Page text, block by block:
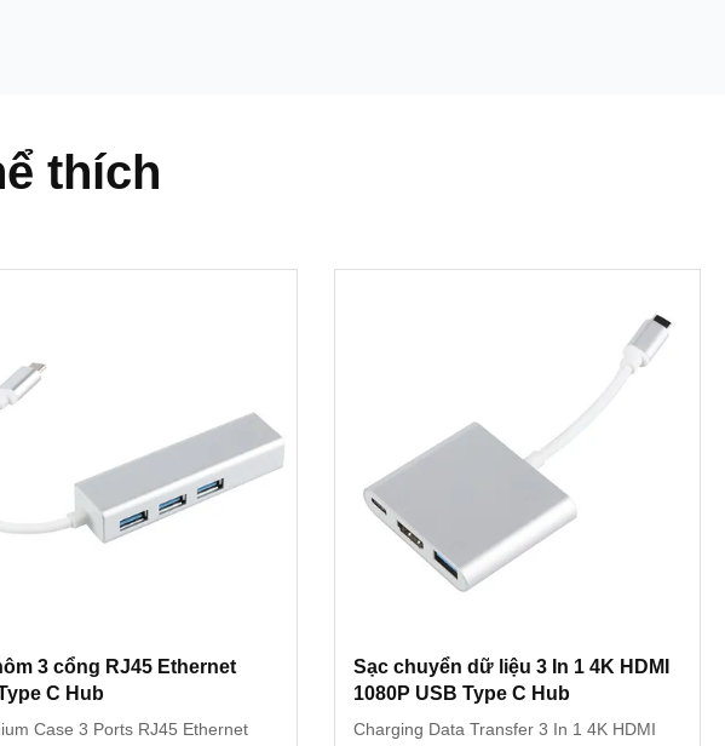
thích
3 cổng RJ45 Ethernet
C Hub
Case 3 Ports RJ45 Ethernet
Sạc chuyển dữ liệu 3 In 1 4K HDMI
1080P USB Type C Hub
Charging Data Transfer 3 In 1 4K HDMI